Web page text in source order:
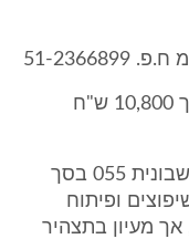
חשבונית מס' 0251 ללא תאריך בסך 10,800 ש"ח
בכתב התשובה יש התיחסות גם לחשבונית 055 בסך
שיפוצים ופיתוח
הוא 2,040 ש"ח, אך מעיון בתצהיר